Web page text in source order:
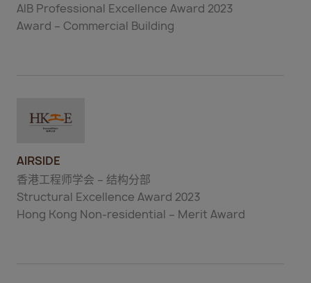
AIB Professional Excellence Award 2023
Award – Commercial Building
AIRSIDE
香港工程师学会 – 结构分部
Structural Excellence Award 2023
Hong Kong Non-residential – Merit Award